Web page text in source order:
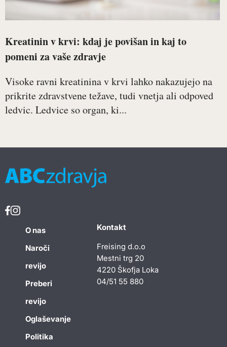
Kreatinin v krvi: kdaj je povišan in kaj to
pomeni za vaše zdravje
Visoke ravni kreatinina v krvi lahko nakazujejo na
prikrite zdravstvene težave, tudi vnetja ali odpoved
ledvic. Ledvice so organ, ki...
O nas
Naroči
revijo
Preberi
revijo
Oglaševanje
Politika
Kontakt
Freising d.o.o
Mestni trg 20
4220 Škofja Loka
04/51 55 880